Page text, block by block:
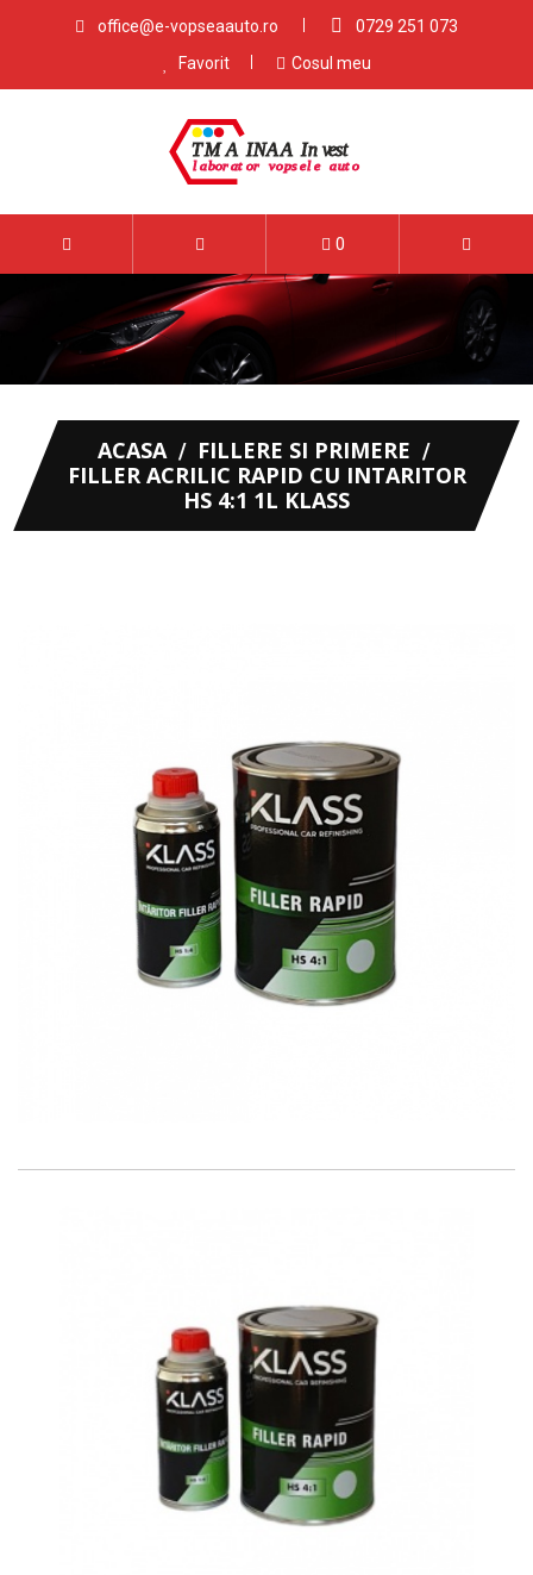
office@e-vopseaauto.ro
0729 251 073
Favorit
Cosul meu
0
ACASA
FILLERE SI PRIMERE
FILLER ACRILIC RAPID CU INTARITOR
HS 4:1 1L KLASS